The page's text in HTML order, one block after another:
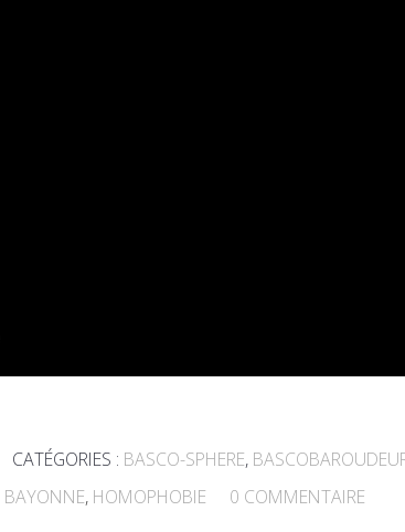
CATÉGORIES : BASCO-SPHERE,
BAYONNE, HOMOPHOBIE 0 COMMENTAIRE